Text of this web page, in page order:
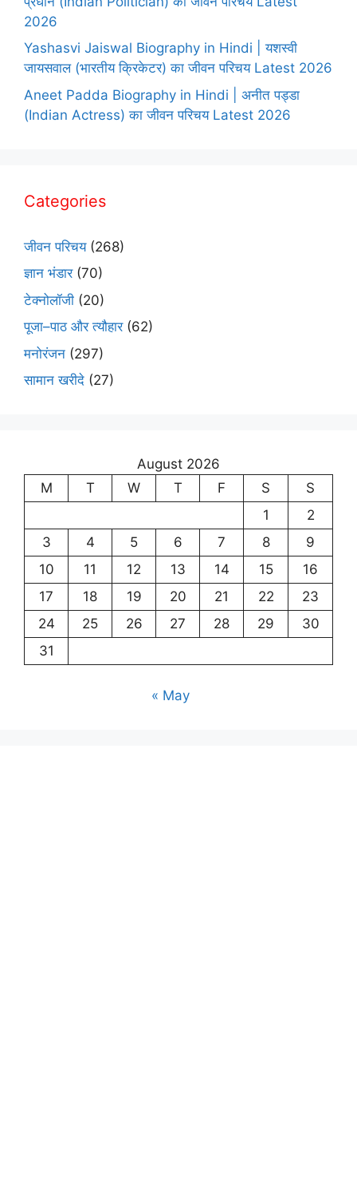
2026
Yashasvi Jaiswal Biography in Hindi | यशस्वी
जायसवाल (भारतीय क्रिकेटर) का जीवन परिचय Latest 2026
Aneet Padda Biography in Hindi | अनीत पड्डा
(Indian Actress) का जीवन परिचय Latest 2026
Categories
जीवन परिचय(268)
ज्ञान भंडार(70)
टेक्नोलॉजी (20)
पूजा–पाठ और त्यौहार(62)
मनोरंजन (297)
सामान खरीदे (27)
August 2026
M
T W T F S
S
1
2
3
4 5 6 7 8
9
10
11 12 13 14 15
16
17
18 19 20 21 22
23
24
25 26 27 28 29
30
31
« May